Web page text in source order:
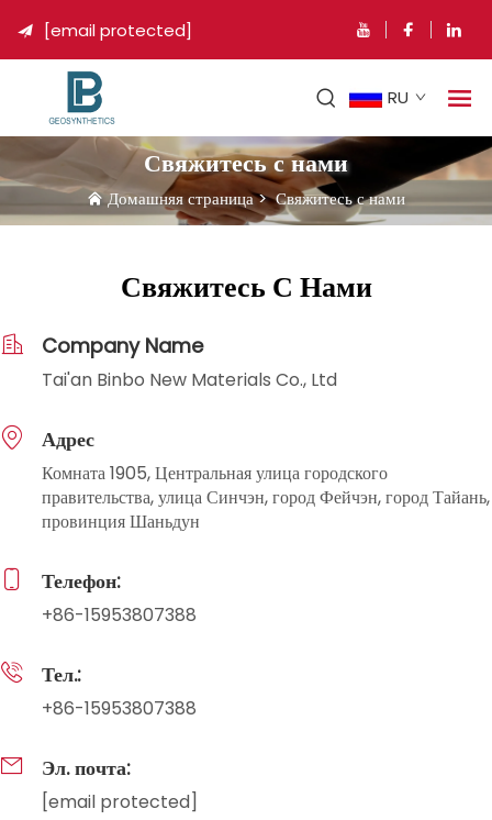
 [email protected]
RU
Свяжитесь с нами
Домашняя страница>Свяжитесь с нами
Свяжитесь С Нами
Company Name
Tai'an Binbo New Materials Co., Ltd
Адрес
Комната 1905, Центральная улица городского
правительства, улица Синчэн, город Фейчэн, город Тайань,
провинция Шаньдун
Телефон:
+86-15953807388
Тел.:
+86-15953807388
Эл. почта:
[email protected]